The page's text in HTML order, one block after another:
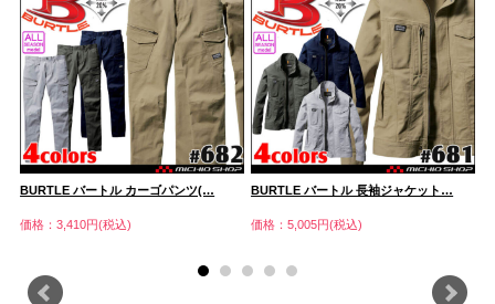
BURTLE バートル カーゴパンツ(…
価格：3,410円(税込)
BURTLE バートル 長袖ジャケット…
価格：5,005円(税込)